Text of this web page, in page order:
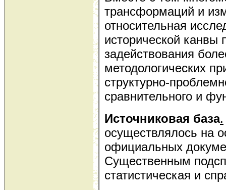
трансформаций и
относительная
исторической канвы
задействования
методологических
структурно-
сравнительного и
Источниковая база.
осуществлялось на
официальных
Существенным
статистическая и